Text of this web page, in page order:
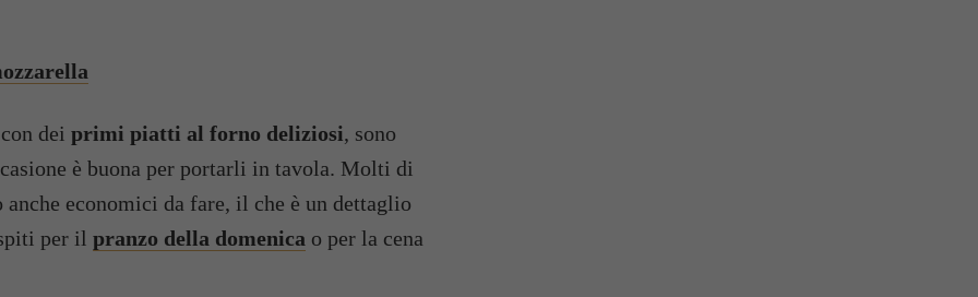
dei primi piatti al forno deliziosi, sono
è buona per portarli in tavola. Molti di
economici da fare, il che è un dettaglio
per il pranzo della domenica o per la cena